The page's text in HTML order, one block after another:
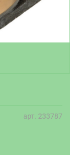
арт. 233787